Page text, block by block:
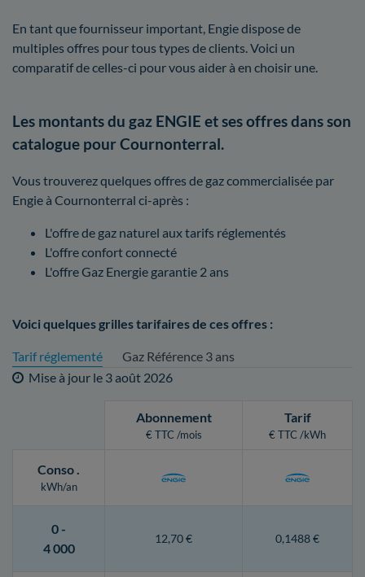
En tant que fournisseur important, Engie dispose de
multiples offres pour tous types de clients. Voici un
comparatif de celles-ci pour vous aider à en choisir une.
Les montants du gaz ENGIE et ses offres dans son
catalogue pour Cournonterral.
Vous trouverez quelques offres de gaz commercialisée par
Engie à Cournonterral ci-après :
L'offre de gaz naturel aux tarifs réglementés
L'offre confort connecté
L'offre Gaz Energie garantie 2 ans
Voici quelques grilles tarifaires de ces offres :
Tarif réglementé
Gaz Référence 3 ans
Mise à jour le 3 août 2026
Abonnement
€ TTC /mois
Tarif
€ TTC /kWh
Conso.
kWh/an
0 -
4 000
12,70 € 0,1488 €